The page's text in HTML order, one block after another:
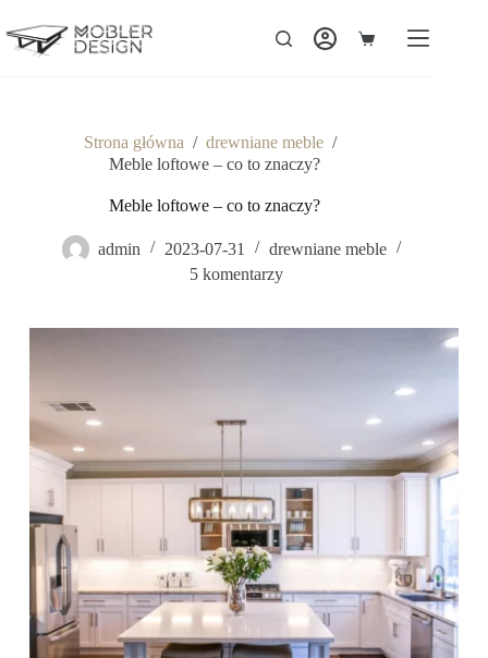
Strona główna / drewniane meble /
Meble loftowe – co to znaczy?
Meble loftowe – co to znaczy?
admin 2023-07-31
drewniane meble
5 komentarzy